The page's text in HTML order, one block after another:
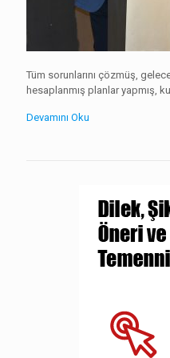
Tüm sorunlarını çözmüş,
hesaplanmış planlar yapmış,
Devamını Oku